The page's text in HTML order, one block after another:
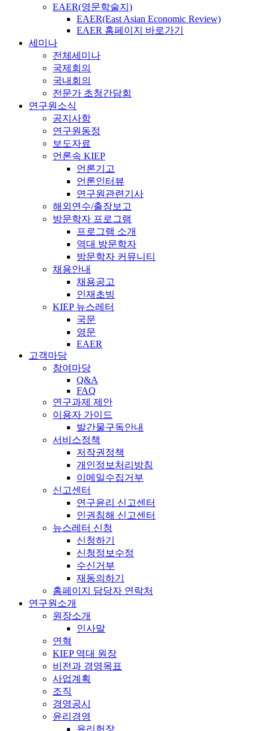
EAER(영문학술지)
EAER(East Asian Economic Review)
EAER 홈페이지 바로가기
세미나
전체세미나
국제회의
국내회의
전문가 초청간담회
연구원소식
공지사항
연구원동정
보도자료
언론속 KIEP
언론기고
언론인터뷰
연구원관련기사
해외연수/출장보고
방문학자 프로그램
프로그램 소개
역대 방문학자
방문학자 커뮤니티
채용안내
채용공고
인재초빙
KIEP 뉴스레터
국문
영문
EAER
고객마당
참여마당
Q&A
FAQ
연구과제 제안
이용자 가이드
발간물구독안내
서비스정책
저작권정책
개인정보처리방침
이메일수집거부
신고센터
연구윤리 신고센터
인권침해 신고센터
뉴스레터 신청
신청하기
신청정보수정
수신거부
재동의하기
홈페이지 담당자 연락처
연구원소개
원장소개
인사말
연혁
KIEP 역대 원장
비전과 경영목표
사업계획
조직
경영공시
윤리경영
윤리헌장